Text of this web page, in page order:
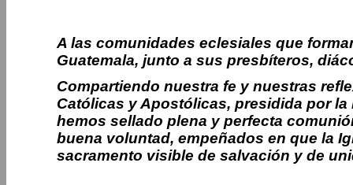
A las comunidades eclesiales que
Guatemala, junto a sus presbíteros,
Compartiendo nuestra fe y nuestras
Católicas y Apostólicas, presidida por
hemos sellado plena y perfecta
buena voluntad, empeñados en que la
sacramento visible de salvación y de